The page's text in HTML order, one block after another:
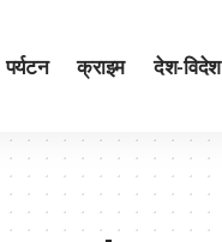
पर्यटन क्राइम देश-विदेश